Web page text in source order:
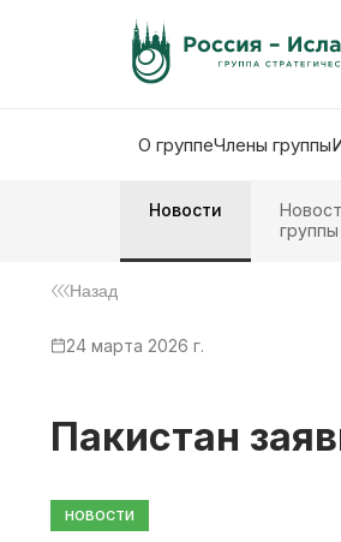
О группеЧлены группы
Новости
группы
Назад
24 марта 2026 г.
Пакистан
НОВОСТИ